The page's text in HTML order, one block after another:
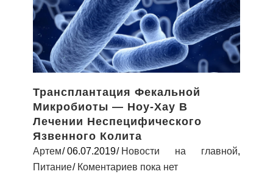
Трансплантация Фекальной
Микробиоты — Ноу-Хау В
Лечении Неспецифического
Язвенного Колита
Артем 06.07.2019 Новости на главной,
Питание
Коментариев пока нет